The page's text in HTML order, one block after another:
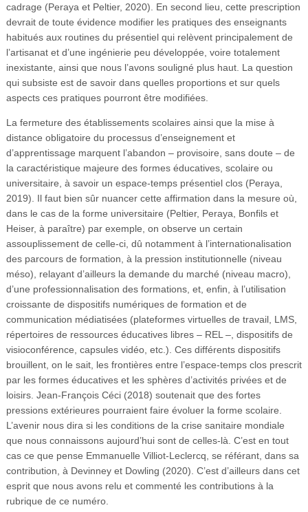
cadrage (Peraya et Peltier, 2020). En second lieu, cette prescription
devrait de toute évidence modifier les pratiques des enseignants
habitués aux routines du présentiel qui relèvent principalement de
l’artisanat et d’une ingénierie peu développée, voire totalement
inexistante, ainsi que nous l’avons souligné plus haut. La question
qui subsiste est de savoir dans quelles proportions et sur quels
aspects ces pratiques pourront être modifiées.
La fermeture des établissements scolaires ainsi que la mise à
distance obligatoire du processus d’enseignement et
d’apprentissage marquent l’abandon – provisoire, sans doute – de
la caractéristique majeure des formes éducatives, scolaire ou
universitaire, à savoir un espace-temps présentiel clos (Peraya,
2019). Il faut bien sûr nuancer cette affirmation dans la mesure où,
dans le cas de la forme universitaire (Peltier, Peraya, Bonfils et
Heiser, à paraître) par exemple, on observe un certain
assouplissement de celle-ci, dû notamment à l’internationalisation
des parcours de formation, à la pression institutionnelle (niveau
méso), relayant d’ailleurs la demande du marché (niveau macro),
d’une professionnalisation des formations, et, enfin, à l’utilisation
croissante de dispositifs numériques de formation et de
communication médiatisées (plateformes virtuelles de travail, LMS,
répertoires de ressources éducatives libres – REL –, dispositifs de
visioconférence, capsules vidéo, etc.). Ces différents dispositifs
brouillent, on le sait, les frontières entre l’espace-temps clos prescrit
par les formes éducatives et les sphères d’activités privées et de
loisirs. Jean-François Céci (2018) soutenait que des fortes
pressions extérieures pourraient faire évoluer la forme scolaire.
L’avenir nous dira si les conditions de la crise sanitaire mondiale
que nous connaissons aujourd’hui sont de celles-là. C’est en tout
cas ce que pense Emmanuelle Villiot-Leclercq, se référant, dans sa
contribution, à Devinney et Dowling (2020). C’est d’ailleurs dans cet
esprit que nous avons relu et commenté les contributions à la
rubrique de ce numéro.